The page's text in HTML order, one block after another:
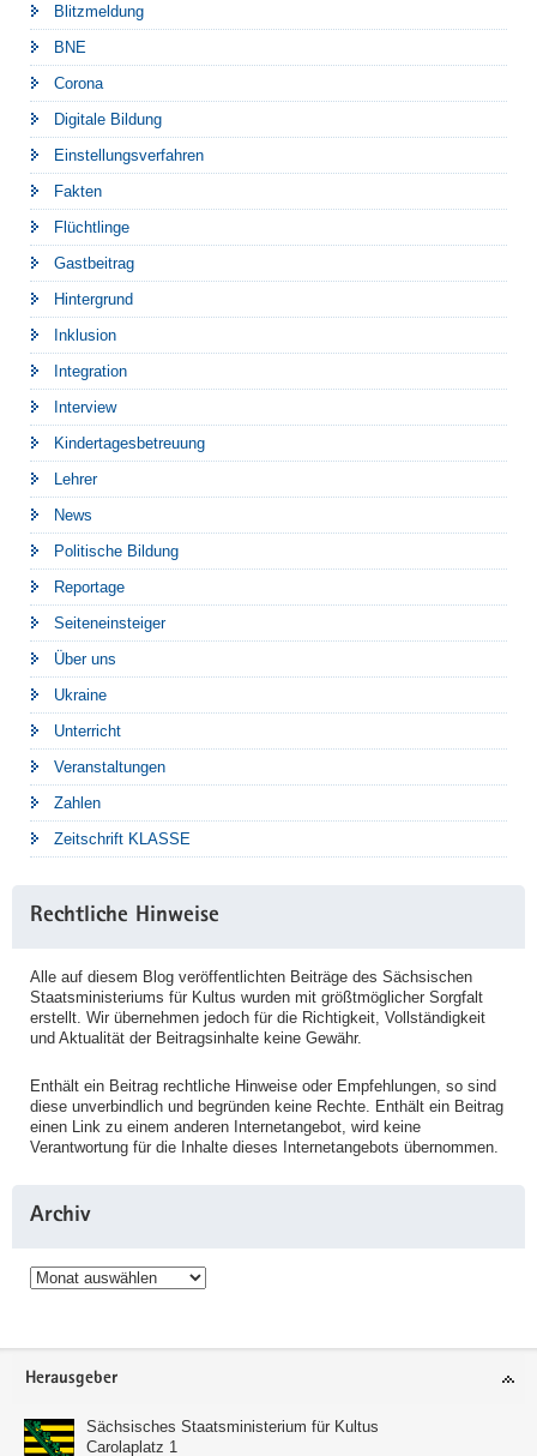
Blitzmeldung
BNE
Corona
Digitale Bildung
Einstellungsverfahren
Fakten
Flüchtlinge
Gastbeitrag
Hintergrund
Inklusion
Integration
Interview
Kindertagesbetreuung
Lehrer
News
Politische Bildung
Reportage
Seiteneinsteiger
Über uns
Ukraine
Unterricht
Veranstaltungen
Zahlen
Zeitschrift KLASSE
Rechtliche Hinweise
Alle auf diesem Blog veröffentlichten Beiträge des Sächsischen
Staatsministeriums für Kultus wurden mit größtmöglicher Sorgfalt
erstellt. Wir übernehmen jedoch für die Richtigkeit, Vollständigkeit
und Aktualität der Beitragsinhalte keine Gewähr.
Enthält ein Beitrag rechtliche Hinweise oder Empfehlungen, so sind
diese unverbindlich und begründen keine Rechte. Enthält ein Beitrag
einen Link zu einem anderen Internetangebot, wird keine
Verantwortung für die Inhalte dieses Internetangebots übernommen.
Archiv
Archiv
Service
Herausgeber
Sächsisches Staatsministerium für Kultus
Carolaplatz 1